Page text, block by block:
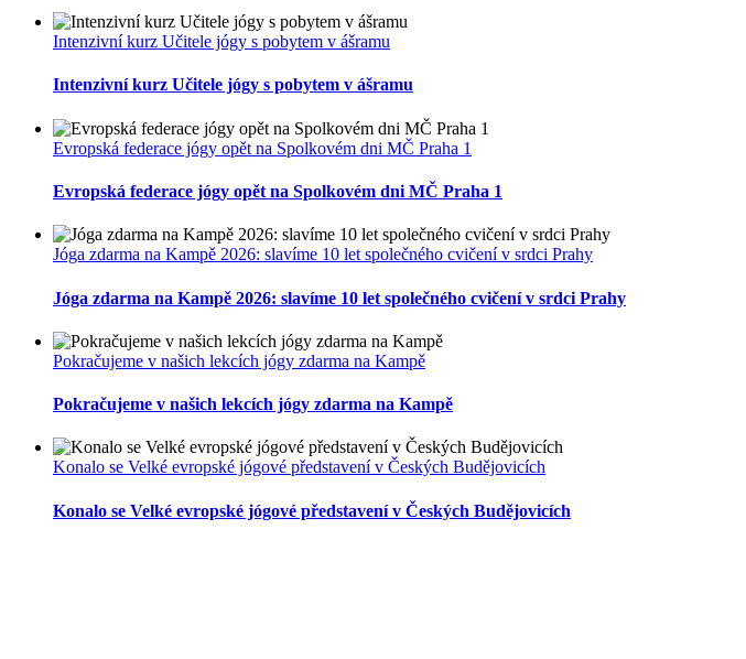
Intenzivní kurz Učitele jógy s pobytem v ášramu
Intenzivní kurz Učitele jógy s pobytem v ášramu
Evropská federace jógy opět na Spolkovém dni MČ Praha 1
Evropská federace jógy opět na Spolkovém dni MČ Praha 1
Jóga zdarma na Kampě 2026: slavíme 10 let společného cvičení v srdci Prahy
Jóga zdarma na Kampě 2026: slavíme 10 let společného cvičení v srdci Prahy
Pokračujeme v našich lekcích jógy zdarma na Kampě
Pokračujeme v našich lekcích jógy zdarma na Kampě
Konalo se Velké evropské jógové představení v Českých Budějovicích
Konalo se Velké evropské jógové představení v Českých Budějovicích